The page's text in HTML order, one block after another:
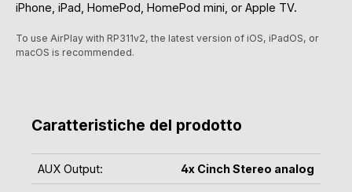
iPhone, iPad, HomePod, HomePod mini, or Apple TV.
To use AirPlay with RP311v2, the latest version of iOS, iPadOS, or
macOS is recommended.
Caratteristiche del prodotto
AUX Output: 4x Cinch Stereo analog